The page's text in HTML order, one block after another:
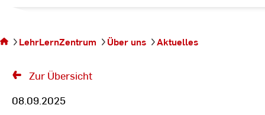
sich auf
Seite
LehrLernZentrum Über uns Aktuelles
Zur Übersicht
08.09.2025